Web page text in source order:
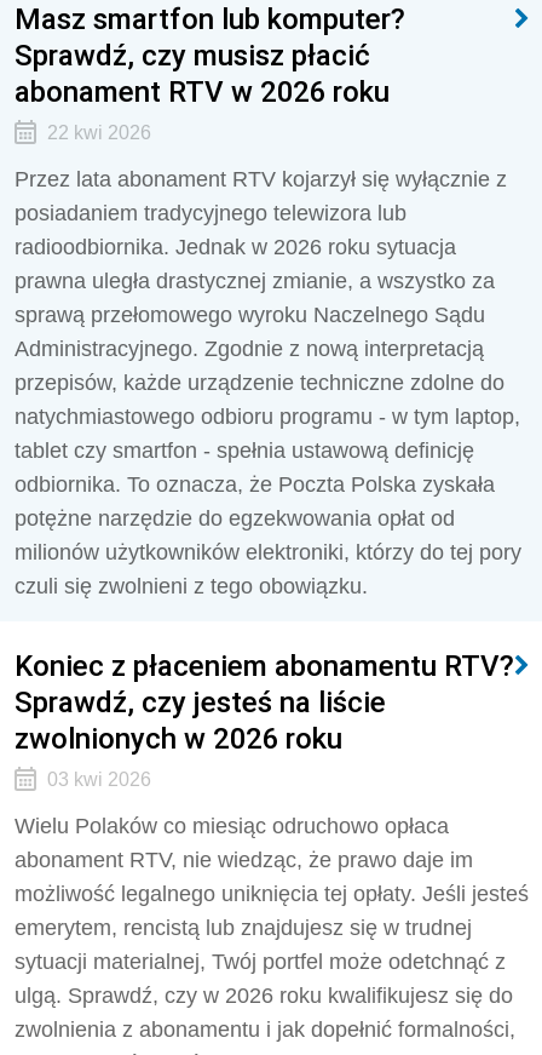
Masz smartfon lub komputer?
Sprawdź, czy musisz płacić
abonament RTV w 2026 roku
22 kwi 2026
Przez lata abonament RTV kojarzył się wyłącznie z
posiadaniem tradycyjnego telewizora lub
radioodbiornika. Jednak w 2026 roku sytuacja
prawna uległa drastycznej zmianie, a wszystko za
sprawą przełomowego wyroku Naczelnego Sądu
Administracyjnego. Zgodnie z nową interpretacją
przepisów, każde urządzenie techniczne zdolne do
natychmiastowego odbioru programu - w tym laptop,
tablet czy smartfon - spełnia ustawową definicję
odbiornika. To oznacza, że Poczta Polska zyskała
potężne narzędzie do egzekwowania opłat od
milionów użytkowników elektroniki, którzy do tej pory
czuli się zwolnieni z tego obowiązku.
Koniec z płaceniem abonamentu RTV?
Sprawdź, czy jesteś na liście
zwolnionych w 2026 roku
03 kwi 2026
Wielu Polaków co miesiąc odruchowo opłaca
abonament RTV, nie wiedząc, że prawo daje im
możliwość legalnego uniknięcia tej opłaty. Jeśli jesteś
emerytem, rencistą lub znajdujesz się w trudnej
sytuacji materialnej, Twój portfel może odetchnąć z
ulgą. Sprawdź, czy w 2026 roku kwalifikujesz się do
zwolnienia z abonamentu i jak dopełnić formalności,